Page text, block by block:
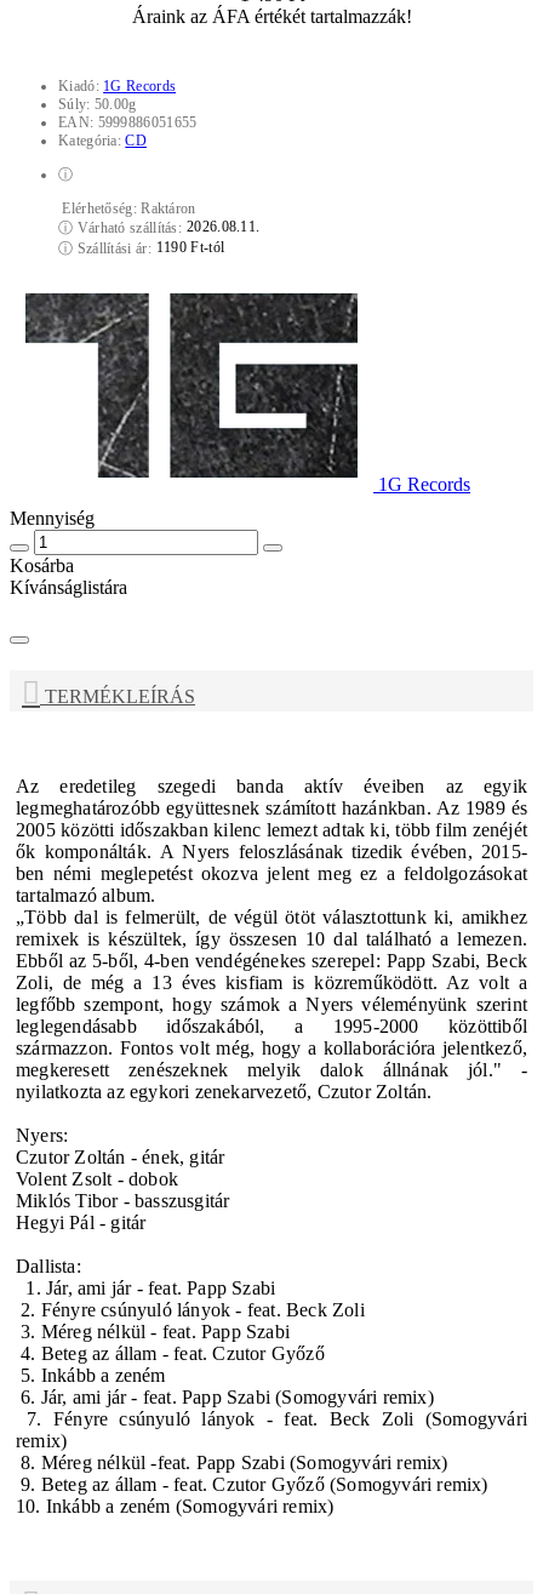
Áraink az ÁFA értékét tartalmazzák!
Kiadó: 1G Records
Súly: 50.00g
EAN: 5999886051655
Kategória:CD
ⓘ
Elérhetőség:Raktáron
ⓘ Várható szállítás: 2026.08.11.
ⓘ Szállítási ár: 1190 Ft-tól
1G Records
Mennyiség
Kosárba
Kívánságlistára
TERMÉKLEÍRÁS
Az eredetileg szegedi banda aktív éveiben az egyik
legmeghatározóbb együttesnek számított hazánkban. Az 1989 és
2005 közötti időszakban kilenc lemezt adtak ki, több film zenéjét
ők komponálták. ANyers feloszlásánaktizedik évében, 2015-
ben némi meglepetést okozva jelent meg ez a feldolgozásokat
tartalmazó album.
„Több dal is felmerült, de végül ötöt választottunk ki, amikhez
remixek is készültek, így összesen 10 dal található a lemezen.
Ebből az 5-ből, 4-ben vendégénekes szerepel: Papp Szabi, Beck
Zoli, de még a 13 éves kisfiam is közreműködött. Az volt a
legfőbb szempont, hogy számok a Nyers véleményünk szerint
leglegendásabb időszakából, a 1995-2000 közöttiből
származzon. Fontos volt még, hogy a kollaborációra jelentkező,
megkeresett zenészeknek melyik dalok állnának jól." -
nyilatkozta az egykori zenekarvezető, Czutor Zoltán.
Nyers:
Czutor Zoltán - ének, gitár
Volent Zsolt - dobok
Miklós Tibor - basszusgitár
Hegyi Pál - gitár
Dallista:
1. Jár, ami jár -feat. Papp Szabi
2. Fényre csúnyuló lányok - feat. Beck Zoli
3. Méreg nélkül - feat. Papp Szabi
4. Beteg az állam - feat. Czutor Győző
5. Inkább a zeném
6. Jár, ami jár - feat. Papp Szabi (Somogyvári remix)
7. Fényre csúnyuló lányok - feat. Beck Zoli (Somogyvári
remix)
8. Méreg nélkül -feat. Papp Szabi (Somogyvári remix)
9. Beteg az állam - feat. Czutor Győző (Somogyvári remix)
10. Inkább a zeném (Somogyvári remix)